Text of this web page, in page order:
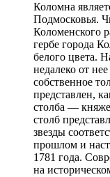
Коломна
Подмосковья.
Коломенского
гербе города
белого цвета.
недалеко от
собственное
представлен,
столба —
столб
звезды
прошлом и
1781 года.
на